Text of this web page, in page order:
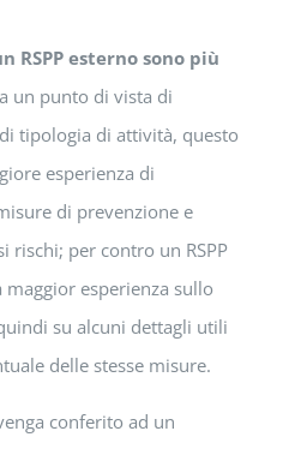
RSPP esterno sono più
un punto di vista di
tipologia di attività, questo
esperienza di
di prevenzione e
rischi; per contro un RSPP
esperienza sullo
su alcuni dettagli utili
delle stesse misure.
conferito ad un